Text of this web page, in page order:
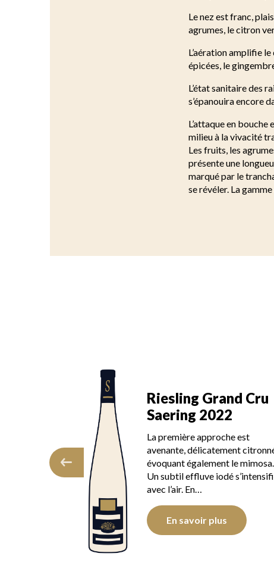
Le nez est franc,
agrumes, le citron
L’aération amplifie
épicées, le
L’état sanitaire des
s’épanouira encore
L’attaque en
milieu à la vivacité
Les fruits, les
présente une
marqué par le
se révéler. La
Riesling Grand Cru
Saering 2022
La première approche est
avenante, délicatement citronnée,
évoquant également le mimosa.
Un subtil effluve iodé s’intensifie
avec l’air. En…
En savoir plus